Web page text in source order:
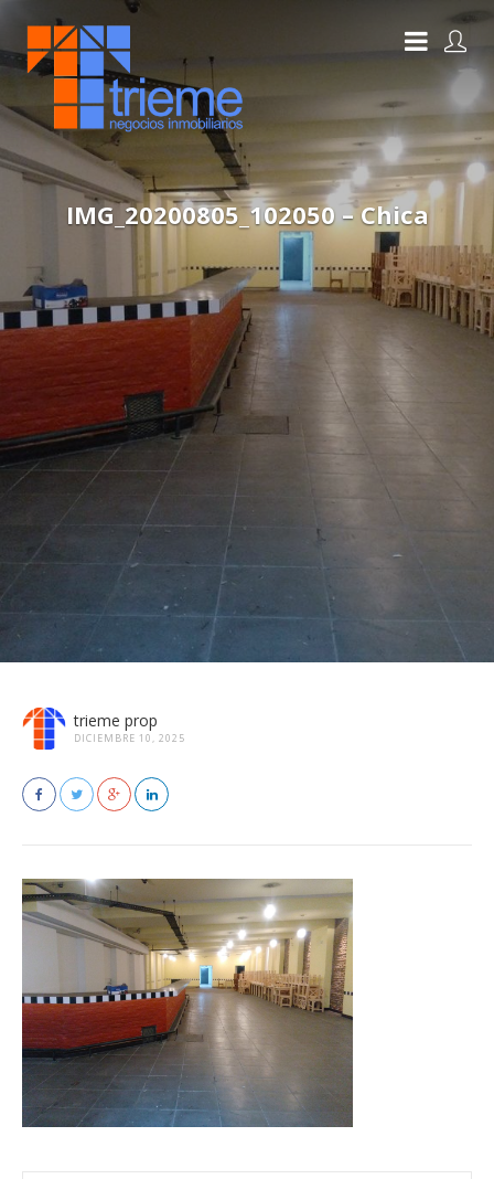
IMG_20200805_102050 – Chica
trieme prop
DICIEMBRE 10, 2025